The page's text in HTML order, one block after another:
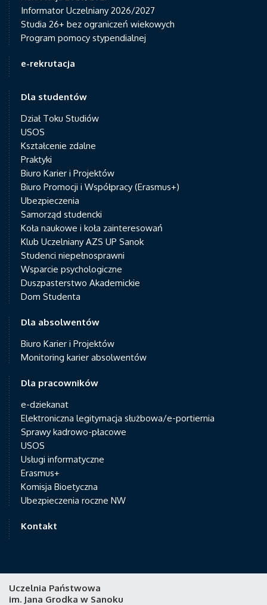
Informator Uczelniany 2026/2027
Studia 26+ bez ograniczeń wiekowych
Program pomocy stypendialnej
e-rekrutacja
Dla studentów
Dział Toku Studiów
USOS
Kształcenie zdalne
Praktyki
Biuro Karier i Projektów
Biuro Promocji i Współpracy (Erasmus+)
Ubezpieczenia
Samorząd studencki
Koła naukowe i koła zainteresowań
Klub Uczelniany AZS UP Sanok
Studenci niepełnosprawni
Wsparcie psychologiczne
Duszpasterstwo Akademickie
Dom Studenta
Dla absolwentów
Biuro Karier i Projektów
Monitoring karier absolwentów
Dla pracowników
e-dziekanat
Elektroniczna legitymacja służbowa/e-portiernia
Sprawy kadrowo-płacowe
USOS
Usługi informatyczne
Erasmus+
Komisja Bioetyczna
Ubezpieczenia roczne NW
Kontakt
Uczelnia Państwowa
im. Jana Grodka w Sanoku